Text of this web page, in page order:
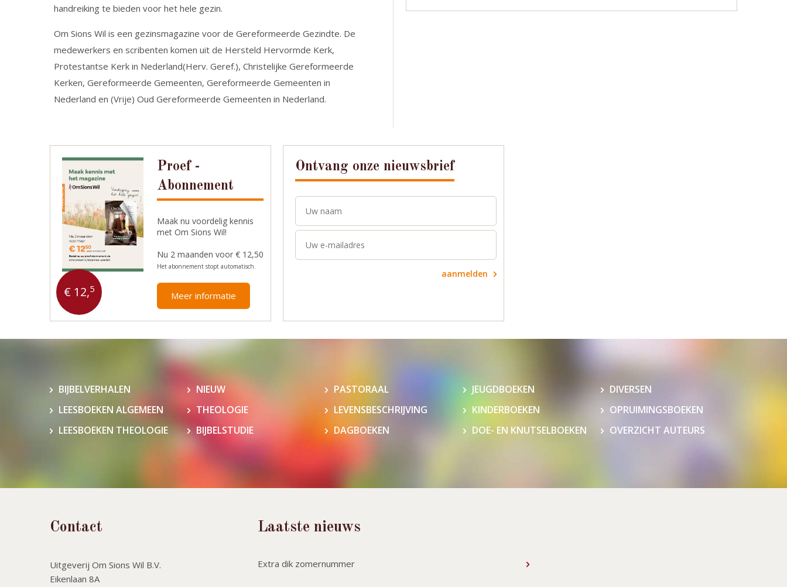
handreiking te bieden voor het hele gezin.
Om Sions Wil is een gezinsmagazine voor de Gereformeerde Gezindte. De
medewerkers en scribenten komen uit de Hersteld Hervormde Kerk,
Protestantse Kerk in Nederland(Herv. Geref.), Christelijke Gereformeerde
Kerken, Gereformeerde Gemeenten, Gereformeerde Gemeenten in
Nederland en (Vrije) Oud Gereformeerde Gemeenten in Nederland.
€ 12,5
Proef -
Abonnement
Maak nu voordelig kennis
met Om Sions Wil!
Nu 2 maanden voor € 12,50
Het abonnement stopt automatisch.
Meer informatie
Ontvang onze nieuwsbrief
aanmelden
BIJBELVERHALEN
LEESBOEKEN ALGEMEEN
LEESBOEKEN THEOLOGIE
NIEUW
THEOLOGIE
BIJBELSTUDIE
PASTORAAL
LEVENSBESCHRIJVING
DAGBOEKEN
JEUGDBOEKEN
KINDERBOEKEN
DOE- EN KNUTSELBOEKEN
DIVERSEN
OPRUIMINGSBOEKEN
OVERZICHT AUTEURS
Contact
Uitgeverij Om Sions Wil B.V.
Eikenlaan 8A
Laatste nieuws
Extra dik zomernummer